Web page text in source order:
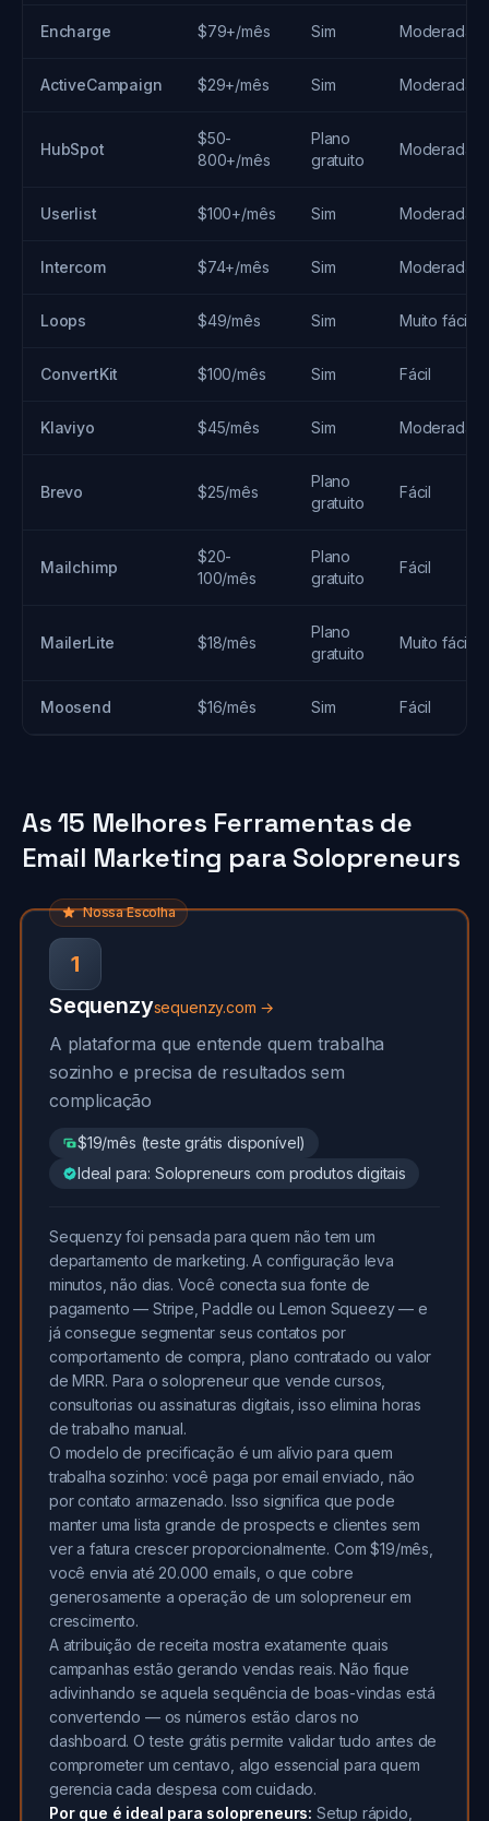
Encharge $79+/mês Sim Moderada
ActiveCampaign $29+/mês Sim Moderada
HubSpot
$50-
800+/mês
Plano
gratuito
Moderada
Userlist $100+/mês Sim Moderada
Intercom $74+/mês Sim Moderada
Loops $49/mês Sim Muito fácil
ConvertKit $100/mês Sim Fácil
Klaviyo $45/mês Sim Moderada
Brevo $25/mês
Plano
gratuito
Fácil
Mailchimp
$20-
100/mês
Plano
gratuito
Fácil
MailerLite $18/mês
Plano
gratuito
Muito fácil
Moosend $16/mês Sim Fácil
As 15 Melhores Ferramentas de
Email Marketing para Solopreneurs
Nossa Escolha
1
Sequenzysequenzy.com →
A plataforma que entende quem trabalha
sozinho e precisa de resultados sem
complicação
$19/mês (teste grátis disponível)
Ideal para: Solopreneurs com produtos digitais
Sequenzy foi pensada para quem não tem um
departamento de marketing. A configuração leva
minutos, não dias. Você conecta sua fonte de
pagamento — Stripe, Paddle ou Lemon Squeezy — e
já consegue segmentar seus contatos por
comportamento de compra, plano contratado ou valor
de MRR. Para o solopreneur que vende cursos,
consultorias ou assinaturas digitais, isso elimina horas
de trabalho manual.
O modelo de precificação é um alívio para quem
trabalha sozinho: você paga por email enviado, não
por contato armazenado. Isso significa que pode
manter uma lista grande de prospects e clientes sem
ver a fatura crescer proporcionalmente. Com $19/mês,
você envia até 20.000 emails, o que cobre
generosamente a operação de um solopreneur em
crescimento.
A atribuição de receita mostra exatamente quais
campanhas estão gerando vendas reais. Não fique
adivinhando se aquela sequência de boas-vindas está
convertendo — os números estão claros no
dashboard. O teste grátis permite validar tudo antes de
comprometer um centavo, algo essencial para quem
gerencia cada despesa com cuidado.
Por que é ideal para solopreneurs: Setup rápido,